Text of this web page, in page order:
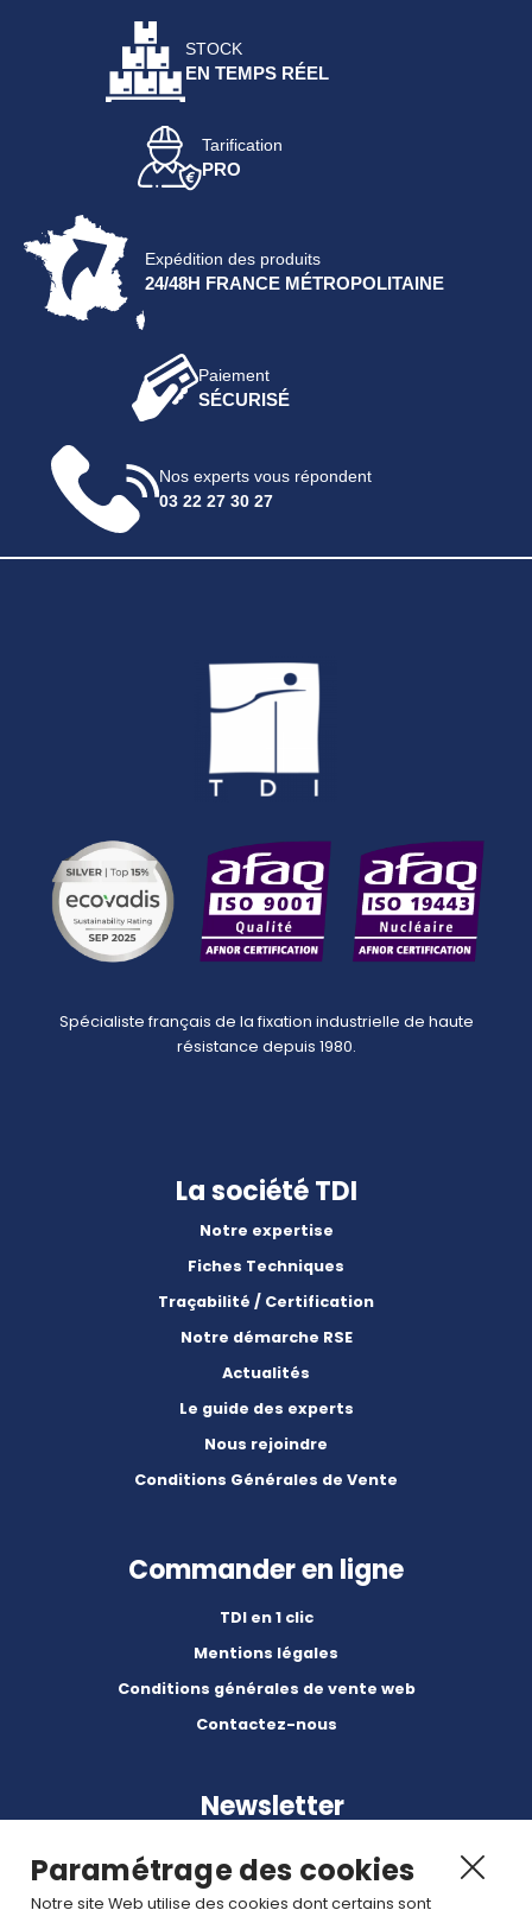
STOCK
EN TEMPS RÉEL
Tarification
PRO
Expédition des produits
24/48H FRANCE MÉTROPOLITAINE
Paiement
SÉCURISÉ
Nos experts vous répondent
03 22 27 30 27
Spécialiste français de la fixation industrielle de haute
résistance depuis 1980.
La société TDI
Notre expertise
Fiches Techniques
Traçabilité / Certification
Notre démarche RSE
Actualités
Le guide des experts
Nous rejoindre
Conditions Générales de Vente
Commander en ligne
TDI en 1 clic
Mentions légales
Conditions générales de vente web
Contactez-nous
Newsletter
Paramétrage des cookies
Notre site Web utilise des cookies dont certains sont